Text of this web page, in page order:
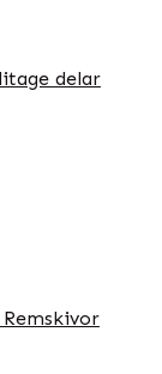
delar